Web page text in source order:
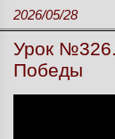
2026/05/28
Урок
Победы